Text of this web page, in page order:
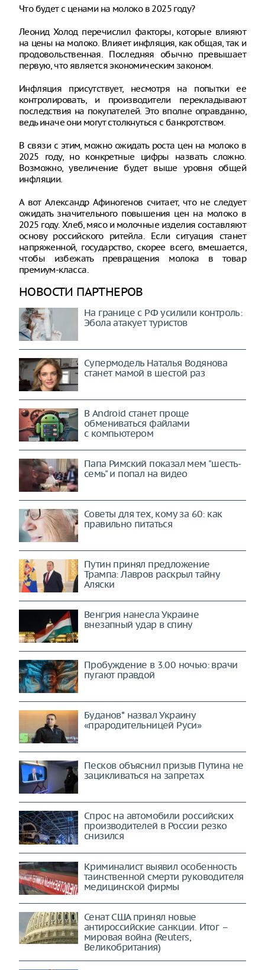
Что будет с ценами на молоко в 2025 году?
Леонид Холод перечислил факторы, которые влияют
на цены на молоко. Влияет инфляция, как общая, так и
продовольственная. Последняя обычно превышает
первую, что является экономическим законом.
Инфляция присутствует, несмотря на попытки ее
контролировать, и производители перекладывают
последствия на покупателей. Это вполне оправданно,
ведь иначе они могут столкнуться с банкротством.
В связи с этим, можно ожидать роста цен на молоко в
2025 году, но конкретные цифры назвать сложно.
Возможно, увеличение будет выше уровня общей
инфляции.
А вот Александр Афиногенов считает, что не следует
ожидать значительного повышения цен на молоко в
2025 году. Хлеб, мясо и молочные изделия составляют
основу российского ритейла. Если ситуация станет
напряженной, государство, скорее всего, вмешается,
чтобы избежать превращения молока в товар
премиум-класса.
НОВОСТИ ПАРТНЕРОВ
На границе с РФ усилили контроль:
Эбола атакует туристов
Супермодель Наталья Водянова
станет мамой в шестой раз
В Android станет проще
обмениваться файлами
с компьютером
Папа Римский показал мем "шесть-
семь" и попал на видео
Советы для тех, кому за 60: как
правильно питаться
Путин принял предложение
Трампа: Лавров раскрыл тайну
Аляски
Венгрия нанесла Украине
внезапный удар в спину
Пробуждение в 3.00 ночью: врачи
пугают правдой
Буданов* назвал Украину
«прародительницей Руси»
Песков объяснил призыв Путина не
зацикливаться на запретах
Спрос на автомобили российских
производителей в России резко
снизился
Криминалист выявил особенность
таинственной смерти руководителя
медицинской фирмы
Сенат США принял новые
антироссийские санкции. Итог –
мировая война (Reuters,
Великобритания)